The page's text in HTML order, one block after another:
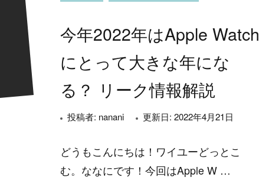
今年2022年はApple Watch
にとって大きな年にな
る？ リーク情報解説
投稿者: nanani 更新日: 2022年4月21日
どうもこんにちは！ワイユーどっとこ
む。ななにです！今回はApple W …